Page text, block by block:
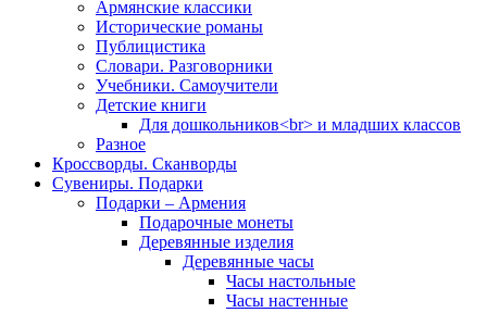
Армянские классики
Исторические романы
Публицистика
Словари. Разговорники
Учебники. Самоучители
Детские книги
Для дошкольников<br> и младших классов
Разное
Кроссворды. Сканворды
Сувениры. Подарки
Подарки – Армения
Подарочные монеты
Деревянные изделия
Деревянные часы
Часы настольные
Часы настенные